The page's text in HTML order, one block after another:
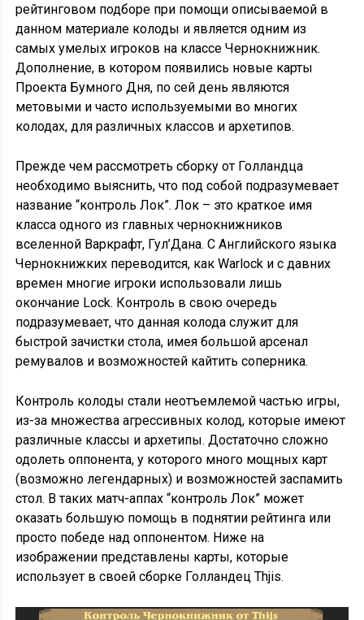
рейтинговом подборе при помощи описываемой в
данном материале колоды и является одним из
самых умелых игроков на классе Чернокнижник.
Дополнение, в котором появились новые карты
Проекта Бумного Дня, по сей день являются
метовыми и часто используемыми во многих
колодах, для различных классов и архетипов.
Прежде чем рассмотреть сборку от Голландца
необходимо выяснить, что под собой подразумевает
название “контроль Лок”. Лок – это краткое имя
класса одного из главных чернокнижников
вселенной Варкрафт, Гул’Дана. С Английского языка
Чернокнижких переводится, как Warlock и с давних
времен многие игроки использовали лишь
окончание Lock. Контроль в свою очередь
подразумевает, что данная колода служит для
быстрой зачистки стола, имея большой арсенал
ремувалов и возможностей кайтить соперника.
Контроль колоды стали неотъемлемой частью игры,
из-за множества агрессивных колод, которые имеют
различные классы и архетипы. Достаточно сложно
одолеть оппонента, у которого много мощных карт
(возможно легендарных) и возможностей заспамить
стол. В таких матч-аппах “контроль Лок” может
оказать большую помощь в поднятии рейтинга или
просто победе над оппонентом. Ниже на
изображении представлены карты, которые
использует в своей сборке Голландец Thjis.